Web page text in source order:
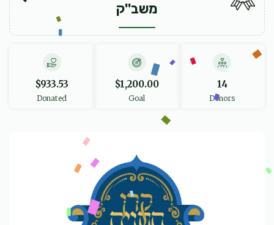
משב''ק
$933.53
Donated
$1,200.00
Goal
14
Donors